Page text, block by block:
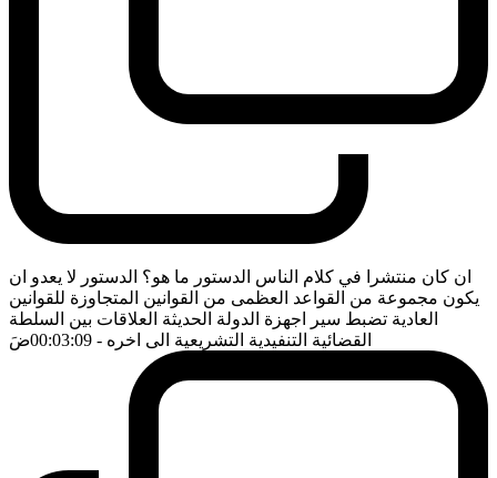
ان كان منتشرا في كلام الناس الدستور ما هو؟ الدستور لا يعدو ان
يكون مجموعة من القواعد العظمى من القوانين المتجاوزة للقوانين
العادية تضبط سير اجهزة الدولة الحديثة العلاقات بين السلطة
القضائية التنفيدية التشريعية الى اخره - 00:03:09 ضَ